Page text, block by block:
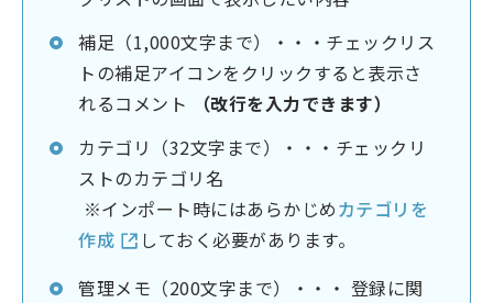
補足（1,000文字まで）・・・チェックリス
トの補足アイコンをクリックすると表示さ
れるコメント （改行を入力できます）
カテゴリ（32文字まで）・・・チェックリ
ストのカテゴリ名
※インポート時にはあらかじめカテゴリを
作成
しておく必要があります。
管理メモ（200文字まで）・・・ 登録に関